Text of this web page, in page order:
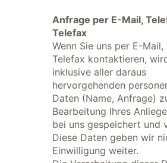
Anfrage per E-Mail,
Telefax
Wenn Sie uns per E-
Telefax kontaktieren,
inklusive aller daraus
hervorgehenden
Daten (Name, Anfrage)
Bearbeitung Ihres
bei uns gespeichert und
Diese Daten geben wir
Einwilligung weiter.